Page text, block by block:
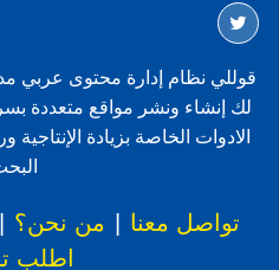
قوللي نظام إدارة محتوى عربي
لك إنشاء ونشر مواقع متعددة
الادوات الخاصة بزيادة
تواصل معنا من نحن؟
اطلب